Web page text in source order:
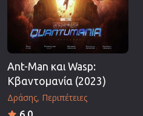
Ant-Man και Wasp:
Κβαντομανία (2023)
Δράσης Περιπέτειες